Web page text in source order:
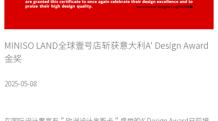
MINISO LAND全球壹号店斩获意大利A' Design Award
金奖
2025-05-08